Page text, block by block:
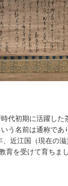
代初期に活躍した
う名前は通称であ
近江国（現在の
育を受けて育ちま